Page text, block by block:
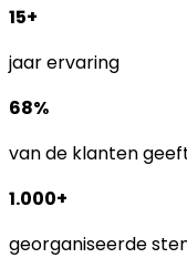
15+
jaar ervaring
68%
van de klanten
1.000+
georganiseerde